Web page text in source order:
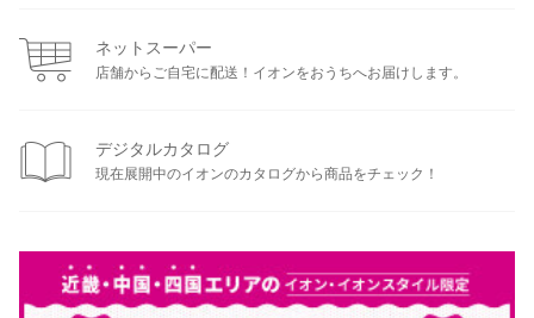
ネットスーパー
店舗からご自宅に配送！イオンをおうちへお届けします。
デジタルカタログ
現在展開中のイオンのカタログから商品をチェック！